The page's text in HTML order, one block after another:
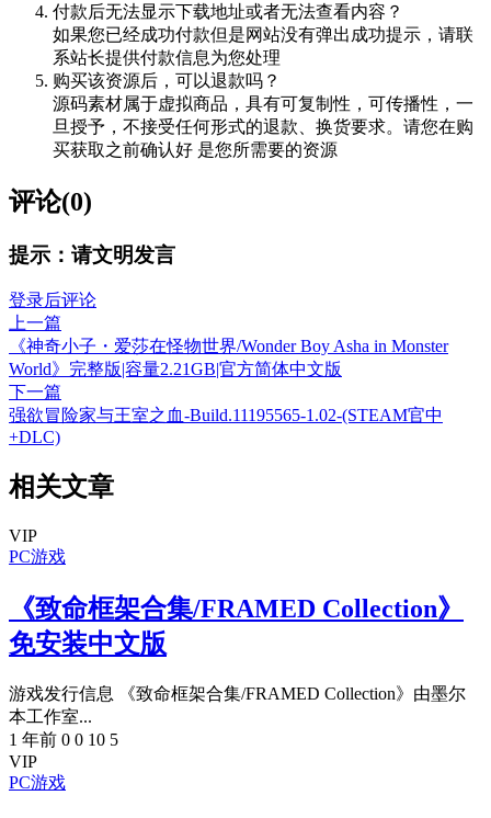
付款后无法显示下载地址或者无法查看内容？
如果您已经成功付款但是网站没有弹出成功提示，请联
系站长提供付款信息为您处理
购买该资源后，可以退款吗？
源码素材属于虚拟商品，具有可复制性，可传播性，一
旦授予，不接受任何形式的退款、换货要求。请您在购
买获取之前确认好 是您所需要的资源
评论(0)
提示：请文明发言
登录后评论
上一篇
《神奇小子・爱莎在怪物世界/Wonder Boy Asha in Monster
World》完整版|容量2.21GB|官方简体中文版
下一篇
强欲冒险家与王室之血-Build.11195565-1.02-(STEAM官中
+DLC)
相关文章
VIP
PC游戏
《致命框架合集/FRAMED Collection》
免安装中文版
游戏发行信息 《致命框架合集/FRAMED Collection》由墨尔
本工作室...
1 年前 0 0 10 5
VIP
PC游戏